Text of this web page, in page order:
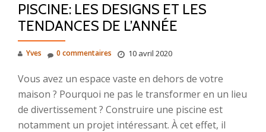
PISCINE: LES DESIGNS ET LES
TENDANCES DE L’ANNÉE
Yves 10 avril 2020
0 commentaires
Vous avez un espace vaste en dehors de votre
maison ? Pourquoi ne pas le transformer en un lieu
de divertissement ? Construire une piscine est
notamment un projet intéressant. À cet effet, il